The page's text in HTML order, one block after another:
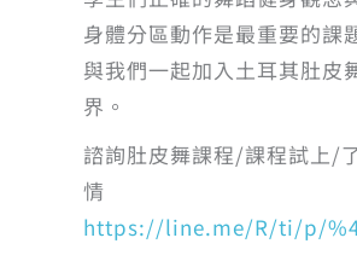
身體分區動作是最重要的課
與我們一起加入土耳其肚皮
界。
諮詢肚皮舞課程/課程試上/
情
https://line.me/R/ti/p/